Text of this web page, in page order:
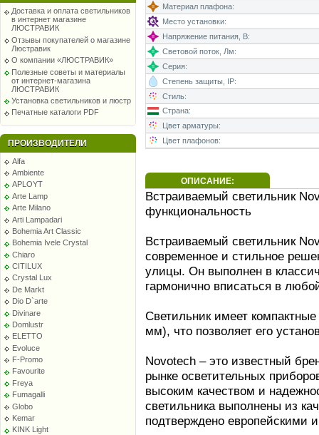
Доставка и оплата светильников
в интернет магазине
ЛЮСТРАВИК
Отзывы покупателей о магазине
Люстравик
О компании «ЛЮСТРАВИК»
Полезные советы и материалы
от интернет-магазина
ЛЮСТРАВИК
Установка светильников и люстр
Печатные каталоги PDF
ПРОИЗВОДИТЕЛИ
Alfa
Ambiente
APLOYT
Arte Lamp
Arte Milano
Arti Lampadari
Bohemia Art Classic
Bohemia Ivele Crystal
Chiaro
CITILUX
Crystal Lux
De Markt
Dio D`arte
Divinare
Domlustr
ELETTO
Evoluce
F-Promo
Favourite
Freya
Fumagalli
Globo
Kemar
KINK Light
Материал плафона:
Место установки:
Напряжение питания, В:
Световой поток, Лм:
Серия:
Степень защиты, IP:
Стиль:
Страна:
Цвет арматуры:
Цвет плафонов:
ОПИСАНИЕ:
Встраиваемый светильник
функциональность
Встраиваемый светильник
современное и стильное
улицы. Он выполнен в
гармонично вписаться в
Светильник имеет
мм), что позволяет его
Novotech – это известный
рынке осветительных
высоким качеством и
светильника выполнены из
подтверждено европейскими